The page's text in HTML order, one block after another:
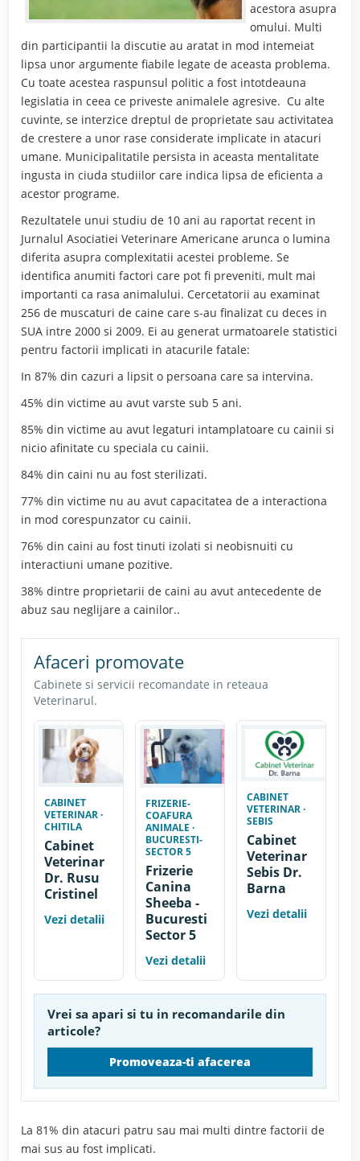
acestora asupra
omului. Multi
din participantii la discutie au aratat in mod intemeiat
lipsa unor argumente fiabile legate de aceasta problema.
Cu toate acestea raspunsul politic a fost intotdeauna
legislatia in ceea ce priveste animalele agresive. Cu alte
cuvinte, se interzice dreptul de proprietate sau activitatea
de crestere a unor rase considerate implicate in atacuri
umane. Municipalitatile persista in aceasta mentalitate
ingusta in ciuda studiilor care indica lipsa de eficienta a
acestor programe.
Rezultatele unui studiu de 10 ani au raportat recent in
Jurnalul Asociatiei Veterinare Americane arunca o lumina
diferita asupra complexitatii acestei probleme. Se
identifica anumiti factori care pot fi preveniti, mult mai
importanti ca rasa animalului. Cercetatorii au examinat
256 de muscaturi de caine care s-au finalizat cu deces in
SUA intre 2000 si 2009. Ei au generat urmatoarele statistici
pentru factorii implicati in atacurile fatale:
In 87% din cazuri a lipsit o persoana care sa intervina.
45% din victime au avut varste sub 5 ani.
85% din victime au avut legaturi intamplatoare cu cainii si
nicio afinitate cu speciala cu cainii.
84% din caini nu au fost sterilizati.
77% din victime nu au avut capacitatea de a interactiona
in mod corespunzator cu cainii.
76% din caini au fost tinuti izolati si neobisnuiti cu
interactiuni umane pozitive.
38% dintre proprietarii de caini au avut antecedente de
abuz sau neglijare a cainilor..
Afaceri promovate
Cabinete si servicii recomandate in reteaua
Veterinarul.
CABINET
VETERINAR ·
CHITILA
Cabinet
Veterinar
Dr. Rusu
Cristinel
Vezi detalii
FRIZERIE-
COAFURA
ANIMALE ·
BUCURESTI-
SECTOR 5
Frizerie
Canina
Sheeba -
Bucuresti
Sector 5
Vezi detalii
CABINET
VETERINAR ·
SEBIS
Cabinet
Veterinar
Sebis Dr.
Barna
Vezi detalii
Vrei sa apari si tu in recomandarile din
articole?
Promoveaza-ti afacerea
La 81% din atacuri patru sau mai multi dintre factorii de
mai sus au fost implicati.